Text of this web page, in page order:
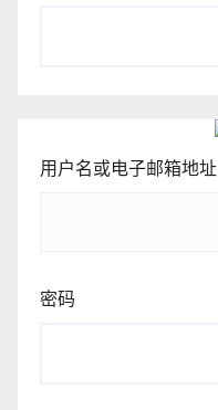
用户名或电子邮箱地址
密码